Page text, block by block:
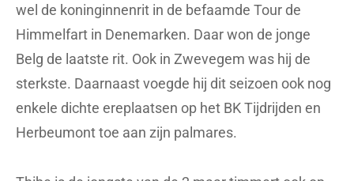
wel de koninginnenrit in de befaamde Tour de
Himmelfart in Denemarken. Daar won de jonge
Belg de laatste rit. Ook in Zwevegem was hij de
sterkste. Daarnaast voegde hij dit seizoen ook nog
enkele dichte ereplaatsen op het BK Tijdrijden en
Herbeumont toe aan zijn palmares.